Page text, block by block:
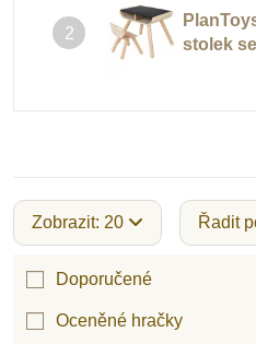
2
stolek
Zobrazit: 20 Řadit
Doporučené
Oceněné hračky